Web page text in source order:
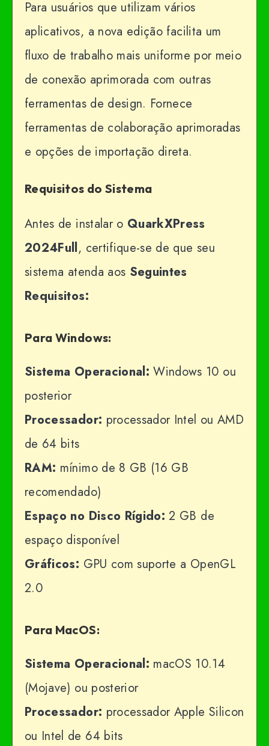
Para usuários que utilizam vários
aplicativos, a nova edição facilita um
fluxo de trabalho mais uniforme por meio
de conexão aprimorada com outras
ferramentas de design. Fornece
ferramentas de colaboração aprimoradas
e opções de importação direta.
Requisitos do Sistema
Antes de instalar o QuarkXPress
2024Full, certifique-se de que seu
sistema atenda aos Seguintes
Requisitos:
Para Windows:
Sistema Operacional: Windows 10 ou
posterior
Processador: processador Intel ou AMD
de 64 bits
RAM: mínimo de 8 GB (16 GB
recomendado)
Espaço no Disco Rígido: 2 GB de
espaço disponível
Gráficos: GPU com suporte a OpenGL
2.0
Para MacOS:
Sistema Operacional: macOS 10.14
(Mojave) ou posterior
Processador: processador Apple Silicon
ou Intel de 64 bits